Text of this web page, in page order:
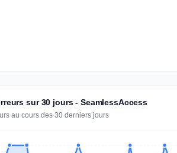
sur 30 jours - SeamlessAccess
au cours des 30 derniers jours